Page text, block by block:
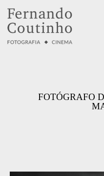
FOTÓGRAFO